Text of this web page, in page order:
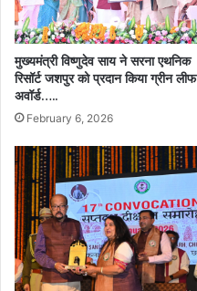
मुख्यमंत्री विष्णुदेव साय ने सरना एथनिक
रिसॉर्ट जशपुर को प्रदान किया ग्रीन लीफ
अवॉर्ड…..
February 6, 2026